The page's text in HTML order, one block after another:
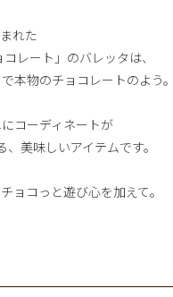
れた
コレート」のバレッタは、
本物のチョコレートのよう。
コーディネートが
、美味しいアイテムです。
ョコっと遊び心を加えて。